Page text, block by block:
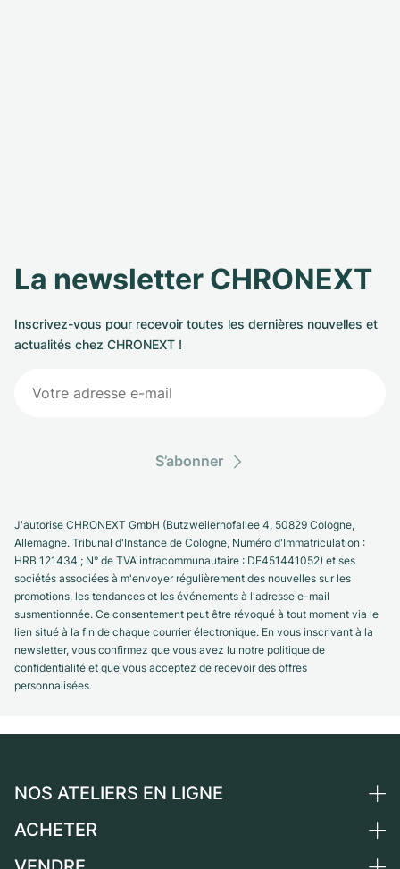
La newsletter CHRONEXT
Inscrivez-vous pour recevoir toutes les dernières nouvelles et
actualités chez CHRONEXT !
S’abonner
J'autorise CHRONEXT GmbH (Butzweilerhofallee 4, 50829 Cologne,
Allemagne. Tribunal d'Instance de Cologne, Numéro d'Immatriculation :
HRB 121434 ; N° de TVA intracommunautaire : DE451441052) et ses
sociétés associées à m'envoyer régulièrement des nouvelles sur les
promotions, les tendances et les événements à l'adresse e-mail
susmentionnée. Ce consentement peut être révoqué à tout moment via le
lien situé à la fin de chaque courrier électronique. En vous inscrivant à la
newsletter, vous confirmez que vous avez lu notre politique de
confidentialité et que vous acceptez de recevoir des offres
personnalisées.
NOS ATELIERS EN LIGNE
Allemagne
ACHETER
Toutes les montres de luxe